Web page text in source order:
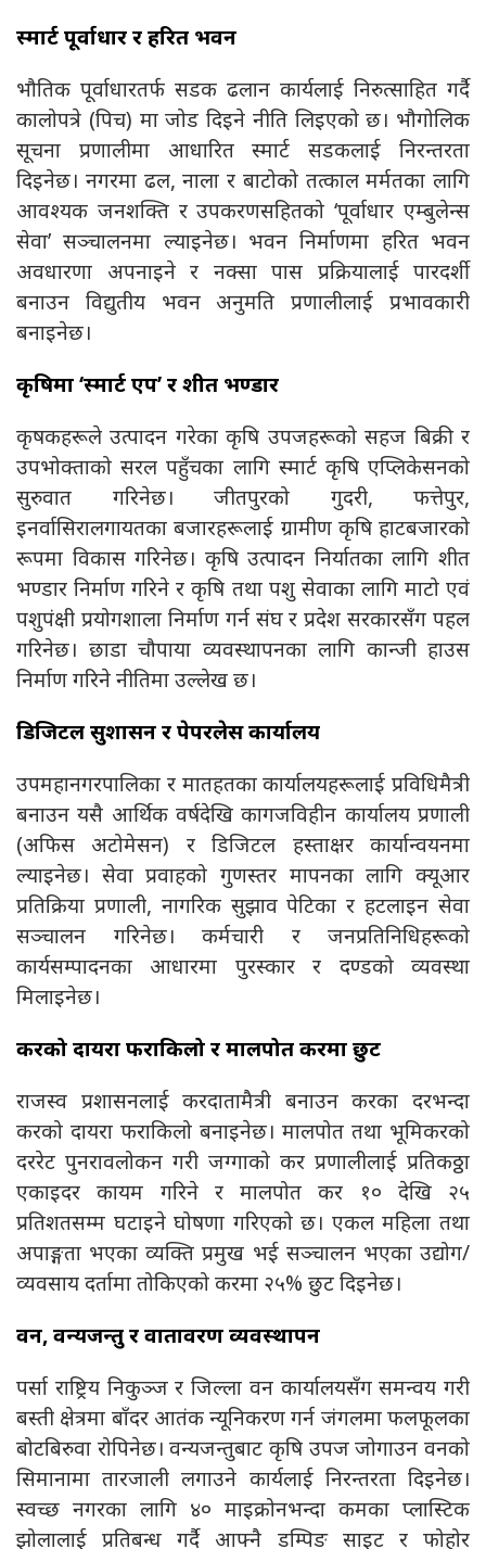
स्मार्ट पूर्वाधार र हरित भवन
भौतिक पूर्वाधारतर्फ सडक ढलान कार्यलाई निरुत्साहित गर्दै
कालोपत्रे (पिच) मा जोड दिइने नीति लिइएको छ। भौगोलिक
सूचना प्रणालीमा आधारित स्मार्ट सडकलाई निरन्तरता
दिइनेछ। नगरमा ढल, नाला र बाटोको तत्काल मर्मतका लागि
आवश्यक जनशक्ति र उपकरणसहितको ‘पूर्वाधार एम्बुलेन्स
सेवा’ सञ्चालनमा ल्याइनेछ। भवन निर्माणमा हरित भवन
अवधारणा अपनाइने र नक्सा पास प्रक्रियालाई पारदर्शी
बनाउन विद्युतीय भवन अनुमति प्रणालीलाई प्रभावकारी
बनाइनेछ।
कृषिमा ‘स्मार्ट एप’ र शीत भण्डार
कृषकहरूले उत्पादन गरेका कृषि उपजहरूको सहज बिक्री र
उपभोक्ताको सरल पहुँचका लागि स्मार्ट कृषि एप्लिकेसनको
सुरुवात गरिनेछ। जीतपुरको गुदरी, फत्तेपुर,
इनर्वासिरालगायतका बजारहरूलाई ग्रामीण कृषि हाटबजारको
रूपमा विकास गरिनेछ। कृषि उत्पादन निर्यातका लागि शीत
भण्डार निर्माण गरिने र कृषि तथा पशु सेवाका लागि माटो एवं
पशुपंक्षी प्रयोगशाला निर्माण गर्न संघ र प्रदेश सरकारसँग पहल
गरिनेछ। छाडा चौपाया व्यवस्थापनका लागि कान्जी हाउस
निर्माण गरिने नीतिमा उल्लेख छ।
डिजिटल सुशासन र पेपरलेस कार्यालय
उपमहानगरपालिका र मातहतका कार्यालयहरूलाई प्रविधिमैत्री
बनाउन यसै आर्थिक वर्षदेखि कागजविहीन कार्यालय प्रणाली
(अफिस अटोमेसन) र डिजिटल हस्ताक्षर कार्यान्वयनमा
ल्याइनेछ। सेवा प्रवाहको गुणस्तर मापनका लागि क्यूआर
प्रतिक्रिया प्रणाली, नागरिक सुझाव पेटिका र हटलाइन सेवा
सञ्चालन गरिनेछ। कर्मचारी र जनप्रतिनिधिहरूको
कार्यसम्पादनका आधारमा पुरस्कार र दण्डको व्यवस्था
मिलाइनेछ।
करको दायरा फराकिलो र मालपोत करमा छुट
राजस्व प्रशासनलाई करदातामैत्री बनाउन करका दरभन्दा
करको दायरा फराकिलो बनाइनेछ। मालपोत तथा भूमिकरको
दररेट पुनरावलोकन गरी जग्गाको कर प्रणालीलाई प्रतिकठ्ठा
एकाइदर कायम गरिने र मालपोत कर १० देखि २५
प्रतिशतसम्म घटाइने घोषणा गरिएको छ। एकल महिला तथा
अपाङ्गता भएका व्यक्ति प्रमुख भई सञ्चालन भएका उद्योग/
व्यवसाय दर्तामा तोकिएको करमा २५% छुट दिइनेछ।
वन, वन्यजन्तु र वातावरण व्यवस्थापन
पर्सा राष्ट्रिय निकुञ्ज र जिल्ला वन कार्यालयसँग समन्वय गरी
बस्ती क्षेत्रमा बाँदर आतंक न्यूनिकरण गर्न जंगलमा फलफूलका
बोटबिरुवा रोपिनेछ। वन्यजन्तुबाट कृषि उपज जोगाउन वनको
सिमानामा तारजाली लगाउने कार्यलाई निरन्तरता दिइनेछ।
स्वच्छ नगरका लागि ४० माइक्रोनभन्दा कमका प्लास्टिक
झोलालाई प्रतिबन्ध गर्दै आफ्नै डम्पिङ साइट र फोहोर